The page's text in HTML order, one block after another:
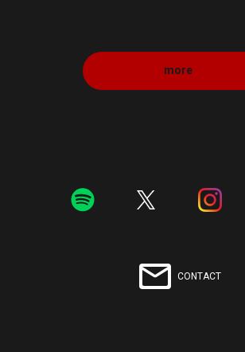
Project -Official Audio-
JAM Project Official WebsiteがYouTube
more
CONTACT